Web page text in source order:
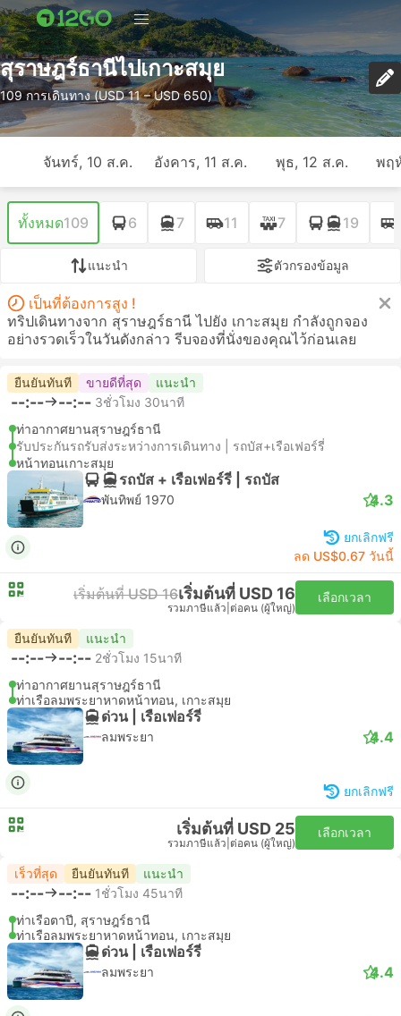
สุราษฎร์ธานีไปเกาะสมุย
109 การเดินทาง (USD 11 – USD 650)
จันทร์, 10 ส.ค. อังคาร, 11 ส.ค. พุธ, 12 ส.ค. พฤ
ทั้งหมด109 6 7 11 7 19
แนะนำ ตัวกรองข้อมูล
เป็นที่ต้องการสูง !
ทริปเดินทางจาก สุราษฎร์ธานี ไปยัง เกาะสมุย กำลังถูกจอง
อย่างรวดเร็วในวันดังกล่าว รีบจองที่นั่งของคุณไว้ก่อนเลย
ยืนยันทันที ขายดีที่สุด แนะนำ
--:-- --:-- 3ชั่วโมง 30นาที
ท่าอากาศยานสุราษฎร์ธานี
รับประกันรถรับส่งระหว่างการเดินทาง | รถบัส+เรือเฟอร์รี่
หน้าทอนเกาะสมุย
รถบัส + เรือเฟอร์รี่ | รถบัส
พันทิพย์ 1970 4.3
ยกเลิกฟรี
ลด US$0.67 วันนี้
เริ่มต้นที่ USD 16เริ่มต้นที่ USD 16
รวมภาษีแล้ว ต่อคน (ผู้ใหญ่)
เลือกเวลา
ยืนยันทันที แนะนำ
--:-- --:-- 2ชั่วโมง 15นาที
ท่าอากาศยานสุราษฎร์ธานี
ท่าเรือลมพระยาหาดหน้าทอน, เกาะสมุย
ด่วน | เรือเฟอร์รี่
ลมพระยา 4.4
ยกเลิกฟรี
เริ่มต้นที่ USD 25
รวมภาษีแล้ว ต่อคน (ผู้ใหญ่)
เลือกเวลา
เร็วที่สุด ยืนยันทันที แนะนำ
--:-- --:-- 1ชั่วโมง 45นาที
ท่าเรือตาปี, สุราษฎร์ธานี
ท่าเรือลมพระยาหาดหน้าทอน, เกาะสมุย
ด่วน | เรือเฟอร์รี่
ลมพระยา 4.4